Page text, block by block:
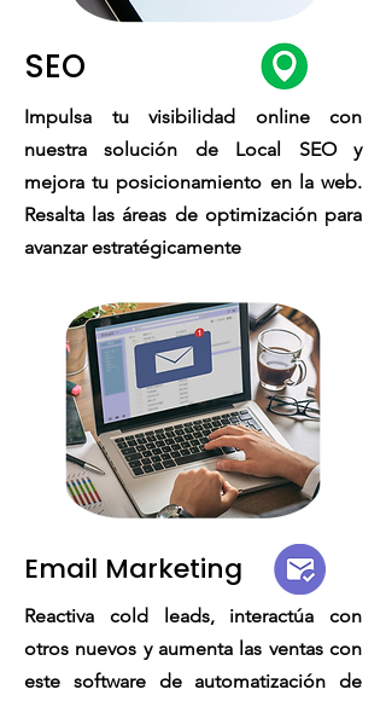
SEO
Impulsa tu visibilidad online con
nuestra solución de Local SEO y
mejora tu posicionamiento en la web.
Resalta las áreas de optimización para
avanzar estratégicamente
Email Marketing
Reactiva cold leads, interactúa con
otros nuevos y aumenta las ventas con
este software de automatización de